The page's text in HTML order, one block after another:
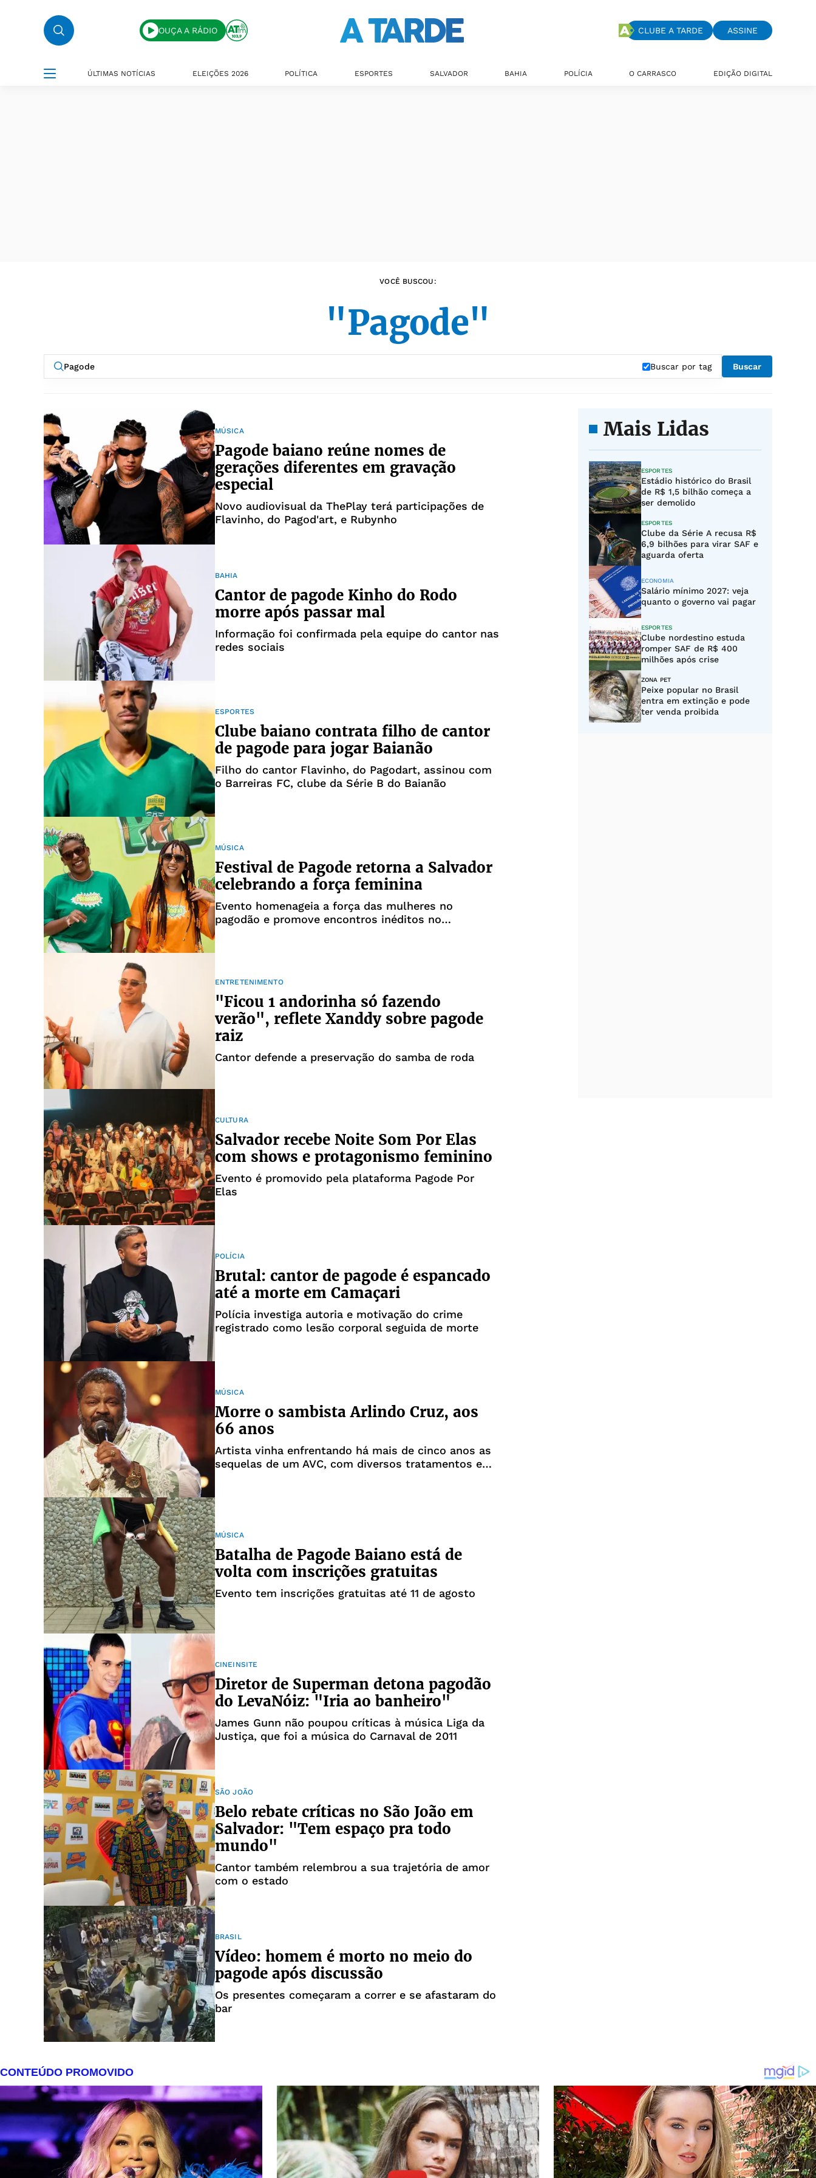
OUÇA A RÁDIO CLUBE A TARDE ASSINE
ÚLTIMAS NOTÍCIAS ELEIÇÕES 2026 POLÍTICA ESPORTES SALVADOR BAHIA POLÍCIA O CARRASCO EDIÇÃO DIGITAL
VOCÊ BUSCOU:
"Pagode"
Buscar por tag Buscar
MÚSICA
Pagode baiano reúne nomes de
gerações diferentes em gravação
especial
Novo audiovisual da ThePlay terá participações de
Flavinho, do Pagod'art, e Rubynho
BAHIA
Cantor de pagode Kinho do Rodo
morre após passar mal
Informação foi confirmada pela equipe do cantor nas
redes sociais
ESPORTES
Clube baiano contrata filho de cantor
de pagode para jogar Baianão
Filho do cantor Flavinho, do Pagodart, assinou com
o Barreiras FC, clube da Série B do Baianão
MÚSICA
Festival de Pagode retorna a Salvador
celebrando a força feminina
Evento homenageia a força das mulheres no
pagodão e promove encontros inéditos no
ENTRETENIMENTO
"Ficou 1 andorinha só fazendo
verão", reflete Xanddy sobre pagode
raiz
Cantor defende a preservação do samba de roda
CULTURA
Salvador recebe Noite Som Por Elas
com shows e protagonismo feminino
Evento é promovido pela plataforma Pagode Por
Elas
POLÍCIA
Brutal: cantor de pagode é espancado
até a morte em Camaçari
Polícia investiga autoria e motivação do crime
registrado como lesão corporal seguida de morte
MÚSICA
Morre o sambista Arlindo Cruz, aos
66 anos
Artista vinha enfrentando há mais de cinco anos as
sequelas de um AVC, com diversos tratamentos e
MÚSICA
Batalha de Pagode Baiano está de
volta com inscrições gratuitas
Evento tem inscrições gratuitas até 11 de agosto
CINEINSITE
Diretor de Superman detona pagodão
do LevaNóiz: "Iria ao banheiro"
James Gunn não poupou críticas à música Liga da
Justiça, que foi a música do Carnaval de 2011
SÃO JOÃO
Belo rebate críticas no São João em
Salvador: "Tem espaço pra todo
mundo"
Cantor também relembrou a sua trajetória de amor
com o estado
BRASIL
Vídeo: homem é morto no meio do
pagode após discussão
Os presentes começaram a correr e se afastaram do
bar
Mais Lidas
ESPORTES
Estádio histórico do Brasil
de R$ 1,5 bilhão começa a
ser demolido
ESPORTES
Clube da Série A recusa R$
6,9 bilhões para virar SAF e
aguarda oferta
ECONOMIA
Salário mínimo 2027: veja
quanto o governo vai pagar
ESPORTES
Clube nordestino estuda
romper SAF de R$ 400
milhões após crise
ZONA PET
Peixe popular no Brasil
entra em extinção e pode
ter venda proibida